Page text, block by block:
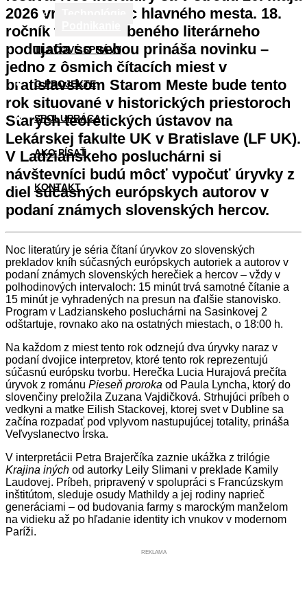
TLAČOVÉ SPRÁVY
O PROJEKTE
SPOLUPRÁCA
AKO PÍSAŤ
KONTAKT
2026 vracia do ulíc hlavného mesta. 18.
ročník tohto obľúbeného literárneho
podujatia so sebou prináša novinku –
jedno z ôsmich čítacích miest v
bratislavskom Starom Meste bude tento
rok situované v historických priestoroch
Starých teoretických ústavov na
Lekárskej fakulte UK v Bratislave (LF UK).
V Ladzianskeho posluchárni si
návštevníci budú môcť vypočuť úryvky z
diel súčasných európskych autorov v
podaní známych slovenských hercov.
Noc literatúry je séria čítaní úryvkov zo slovenských
prekladov kníh súčasných európskych autoriek a autorov v
podaní známych slovenských herečiek a hercov – vždy v
polhodinových intervaloch: 15 minút trvá samotné čítanie a
15 minút je vyhradených na presun na ďalšie stanovisko.
Program v Ladzianskeho posluchárni na Sasinkovej 2
odštartuje, rovnako ako na ostatných miestach, o 18:00 h.
Na každom z miest tento rok odznejú dva úryvky naraz v
podaní dvojice interpretov, ktoré tento rok reprezentujú
súčasnú európsku tvorbu. Herečka Lucia Hurajová prečíta
úryvok z románu Pieseň proroka od Paula Lyncha, ktorý do
slovenčiny preložila Zuzana Vajdičková. Strhujúci príbeh o
vedkyni a matke Eilish Stackovej, ktorej svet v Dubline sa
začína rozpadať pod vplyvom nastupujúcej totality, prináša
Veľvyslanectvo Írska.
V interpretácii Petra Brajerčíka zaznie ukážka z trilógie
Krajina iných od autorky Leily Slimani v preklade Kamily
Laudovej. Príbeh, pripravený v spolupráci s Francúzskym
inštitútom, sleduje osudy Mathildy a jej rodiny naprieč
generáciami – od budovania farmy s marockým manželom
na vidieku až po hľadanie identity ich vnukov v modernom
Paríži.
REKLAMA